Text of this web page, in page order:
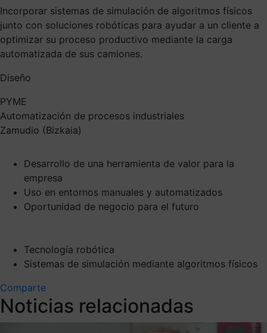
Incorporar sistemas de simulación de algoritmos físicos
junto con soluciones robóticas para ayudar a un cliente a
optimizar su proceso productivo mediante la carga
automatizada de sus camiones.
Diseño
PYME
Automatización de procesos industriales
Zamudio (Bizkaia)
Desarrollo de una herramienta de valor para la
empresa
Uso en entornos manuales y automatizados
Oportunidad de negocio para el futuro
Tecnología robótica
Sistemas de simulación mediante algoritmos físicos
Comparte
Noticias relacionadas